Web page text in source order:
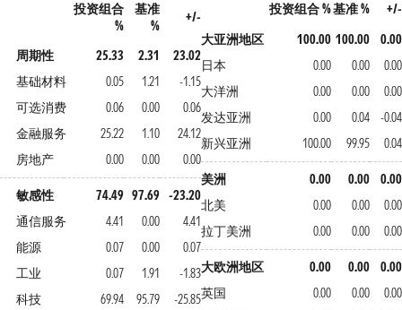
投资组合
%
基准
%
+/-
周期性 25.33 2.31
23.02
基础材料
0.05 1.21
-1.15
可选消费
0.06 0.00
0.06
金融服务
25.22 1.10
24.12
房地产
0.00 0.00 0.00
敏感性 74.49 97.69 -23.20
通信服务
4.41 0.00
4.41
能源
0.07 0.00
0.07
工业
0.07 1.91
-1.83
科技
69.94 95.79 -25.85
投资组合 %基准 %
+/-
大亚洲地区
100.00 100.00
0.00
日本
0.00 0.00
0.00
大洋洲
0.00 0.00
0.00
发达亚洲
0.00 0.04
-0.04
新兴亚洲
100.00 99.95 0.04
美洲 0.00 0.00
0.00
北美
0.00 0.00
0.00
拉丁美洲
0.00 0.00 0.00
大欧洲地区 0.00 0.00
0.00
英国
0.00 0.00
0.00